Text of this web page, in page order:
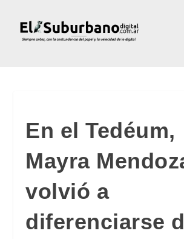
En el Tedéum,
Mayra
volvió a
diferenciarse